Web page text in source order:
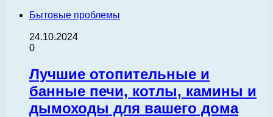
Бытовые проблемы
24.10.2024
0
Лучшие отопительные и
банные печи, котлы, камины и
дымоходы для вашего дома